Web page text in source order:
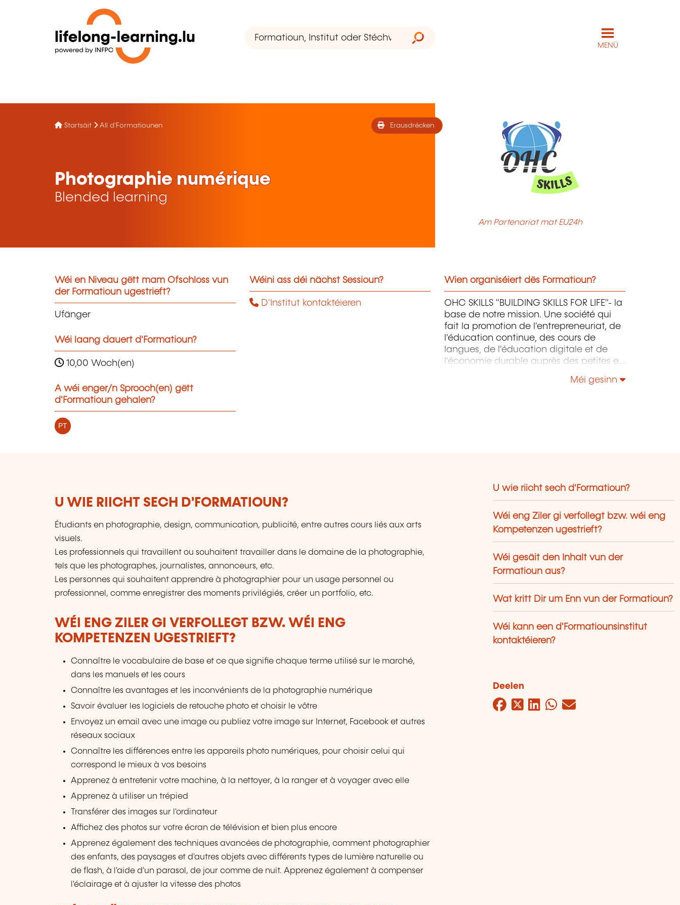
MENÜ
Startsäit All d'Formatiounen Erausdrécken
Photographie numérique
Blended learning
Am Partenariat mat EU24h
Wéi en Niveau gëtt mam Ofschloss vun
der Formatioun ugestrieft?
Ufänger
Wéi laang dauert d'Formatioun?
10,00 Woch(en)
A wéi enger/n Sprooch(en) gëtt
d'Formatioun gehalen?
PT
Wéini ass déi nächst Sessioun?
D'Institut kontaktéieren
Wien organiséiert dës Formatioun?
OHC SKILLS "BUILDING SKILLS FOR LIFE"- la
base de notre mission. Une société qui
fait la promotion de l'entrepreneuriat, de
l'éducation continue, des cours de
langues, de l'éducation digitale et de
l'économie durable auprès des petites et
Méi gesinn
U WIE RIICHT SECH D'FORMATIOUN?
Étudiants en photographie, design, communication, publicité, entre autres cours liés aux arts
visuels.
Les professionnels qui travaillent ou souhaitent travailler dans le domaine de la photographie,
tels que les photographes, journalistes, annonceurs, etc.
Les personnes qui souhaitent apprendre à photographier pour un usage personnel ou
professionnel, comme enregistrer des moments privilégiés, créer un portfolio, etc.
WÉI ENG ZILER GI VERFOLLEGT BZW. WÉI ENG
KOMPETENZEN UGESTRIEFT?
Connaître le vocabulaire de base et ce que signifie chaque terme utilisé sur le marché,
dans les manuels et les cours
Connaître les avantages et les inconvénients de la photographie numérique
Savoir évaluer les logiciels de retouche photo et choisir le vôtre
Envoyez un email avec une image ou publiez votre image sur Internet, Facebook et autres
réseaux sociaux
Connaître les différences entre les appareils photo numériques, pour choisir celui qui
correspond le mieux à vos besoins
Apprenez à entretenir votre machine, à la nettoyer, à la ranger et à voyager avec elle
Apprenez à utiliser un trépied
Transférer des images sur l'ordinateur
Affichez des photos sur votre écran de télévision et bien plus encore
Apprenez également des techniques avancées de photographie, comment photographier
des enfants, des paysages et d'autres objets avec différents types de lumière naturelle ou
de flash, à l'aide d'un parasol, de jour comme de nuit. Apprenez également à compenser
l'éclairage et à ajuster la vitesse des photos
U wie riicht sech d'Formatioun?
Wéi eng Ziler gi verfollegt bzw. wéi eng
Kompetenzen ugestrieft?
Wéi gesäit den Inhalt vun der
Formatioun aus?
Wat kritt Dir um Enn vun der Formatioun?
Wéi kann een d'Formatiounsinstitut
kontaktéieren?
Deelen
Facebook
Twitter
LinkedIn
WhatsApp
Mail